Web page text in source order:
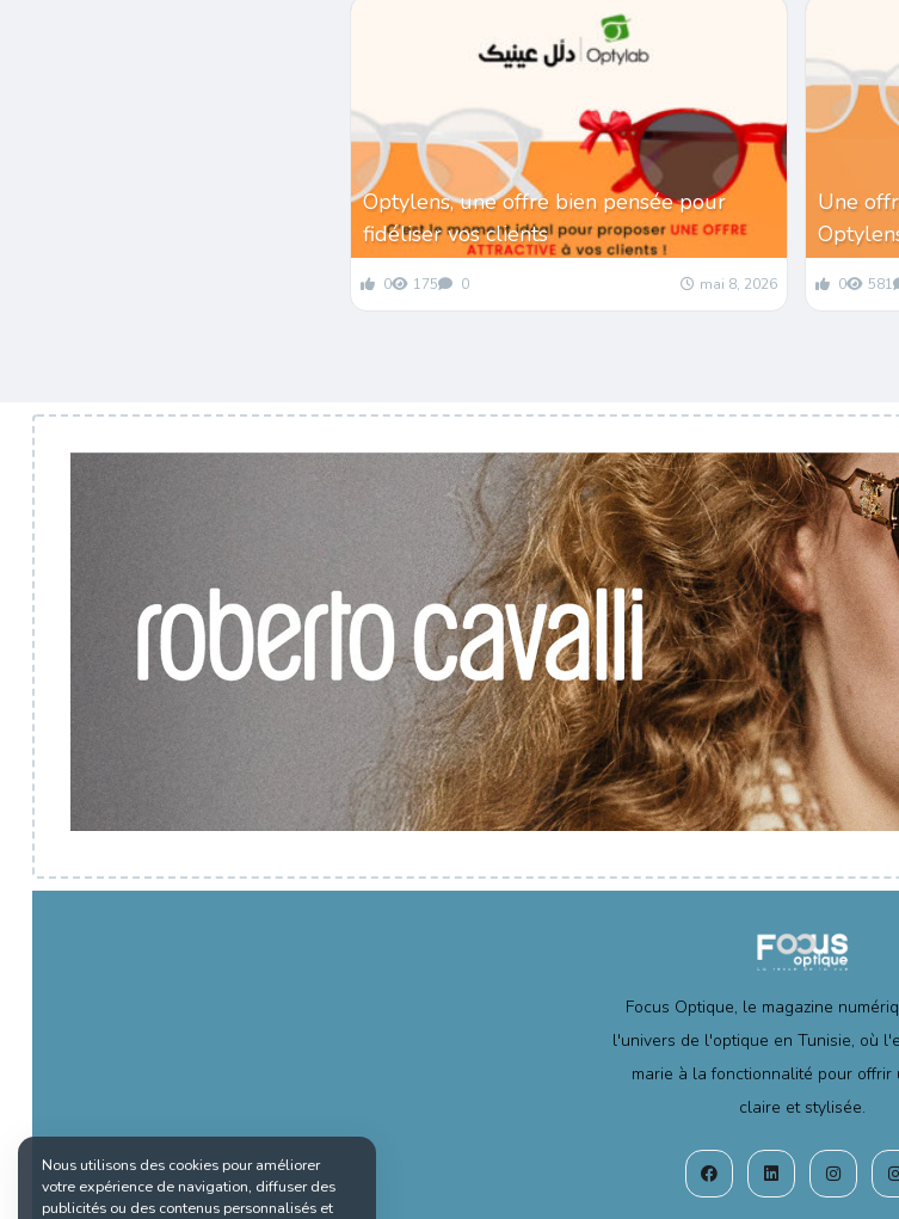
Optylens, une offre bien pensée pour
fidéliser vos clients
0 175 0 mai 8, 2026
Une
0 581
Focus Optique, le magazine
l'univers de l'optique en Tunisie, où
marie à la fonctionnalité pour offrir
claire et stylisée.
Nous utilisons des cookies pour améliorer
votre expérience de navigation, diffuser des
publicités ou des contenus personnalisés et